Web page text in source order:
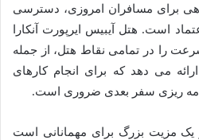
برای مسافران امروزی، دسترسی
است. هتل آیبیس ایرپورت آنکارا
را در تمامی نقاط هتل، از جمله
می دهد که برای انجام کارهای
ریزی سفر بعدی ضروری است.
یک مزیت بزرگ برای مهمانانی است